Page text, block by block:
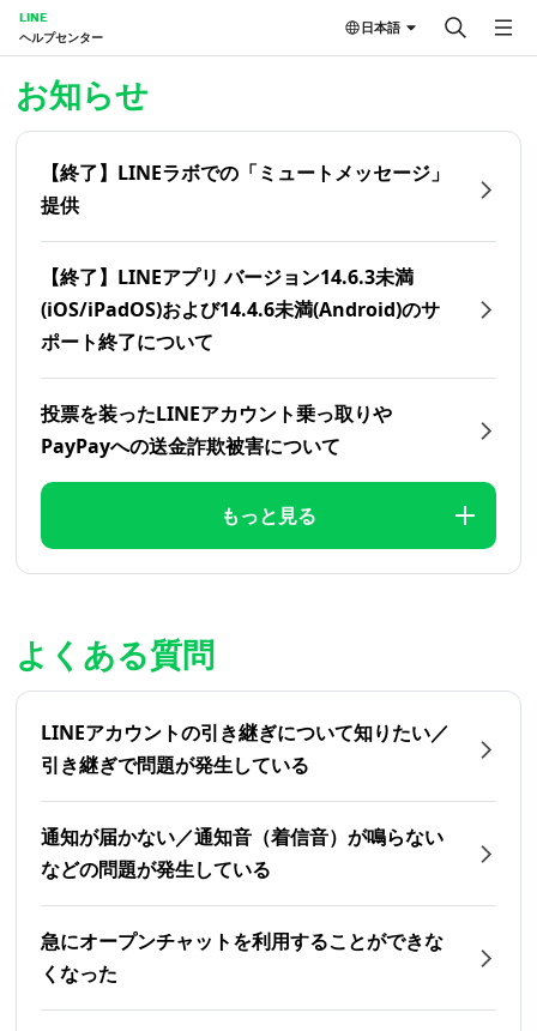
LINE
ヘルプセンター
日本語
お知らせ
【終了】LINEラボでの「ミュートメッセージ」
提供
【終了】LINEアプリ バージョン14.6.3未満
(iOS/iPadOS)および14.4.6未満(Android)のサ
ポート終了について
投票を装ったLINEアカウント乗っ取りや
PayPayへの送金詐欺被害について
もっと見る
よくある質問
LINEアカウントの引き継ぎについて知りたい／
引き継ぎで問題が発生している
通知が届かない／通知音（着信音）が鳴らない
などの問題が発生している
急にオープンチャットを利用することができな
くなった